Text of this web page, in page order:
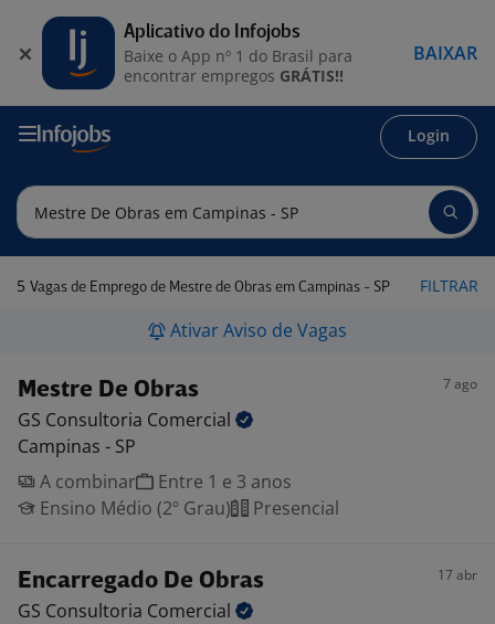
Login
5 Vagas de Emprego de Mestre de Obras em Campinas - SP FILTRAR
Ativar Aviso de Vagas
Mestre De Obras 7 ago
GS Consultoria Comercial
Campinas - SP
A combinar
Entre 1 e 3 anos
Ensino Médio (2º Grau)
Presencial
Encarregado De Obras 17 abr
GS Consultoria Comercial
Aplicativo do Infojobs
Baixe o App nº 1 do Brasil para
encontrar empregos GRÁTIS!!
BAIXAR